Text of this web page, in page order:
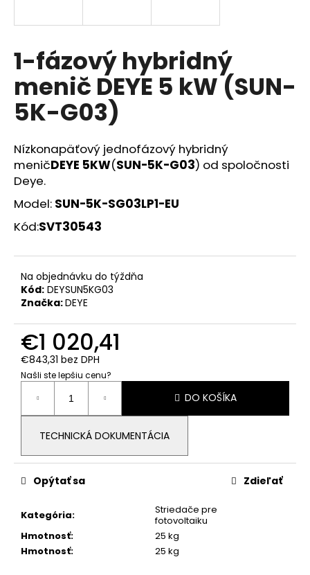
1-fázový hybridný
menič DEYE 5 kW (SUN-
5K-G03)
Nízkonapäťový jednofázový hybridný
meničDEYE 5KW(SUN-5K-G03) od spoločnosti
Deye.
Model: SUN-5K-SG03LP1-EU
Kód:SVT30543
Na objednávku do týždňa
Kód: DEYSUN5KG03
Značka:DEYE
€1 020,41
€843,31 bez DPH
Našli ste lepšiu cenu?
Jednotková
cena:
DO KOŠÍKA
TECHNICKÁ DOKUMENTÁCIA
Kategória:
Striedače pre
fotovoltaiku
Hmotnosť:
25 kg
Hmotnosť: 25 kg
Opýtať sa Zdieľať
s
ť
?
HĽADAŤ
O
d
p
ú
č
a
m
e
BATÉRIA
W5.1-
NÍZKE
NN